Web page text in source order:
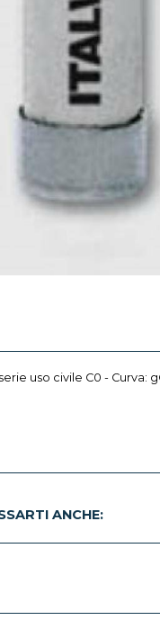
uso civile C0 - Curva:
ANCHE: